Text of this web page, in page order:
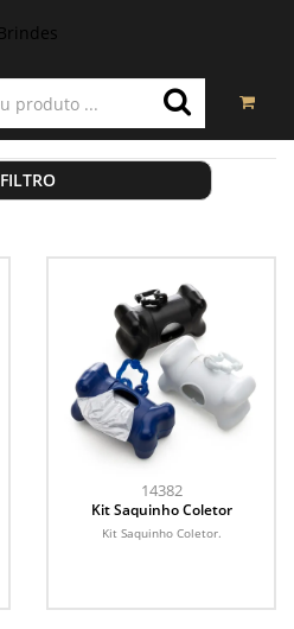
FILTRO
14382
Kit Saquinho Coletor
Kit Saquinho Coletor.